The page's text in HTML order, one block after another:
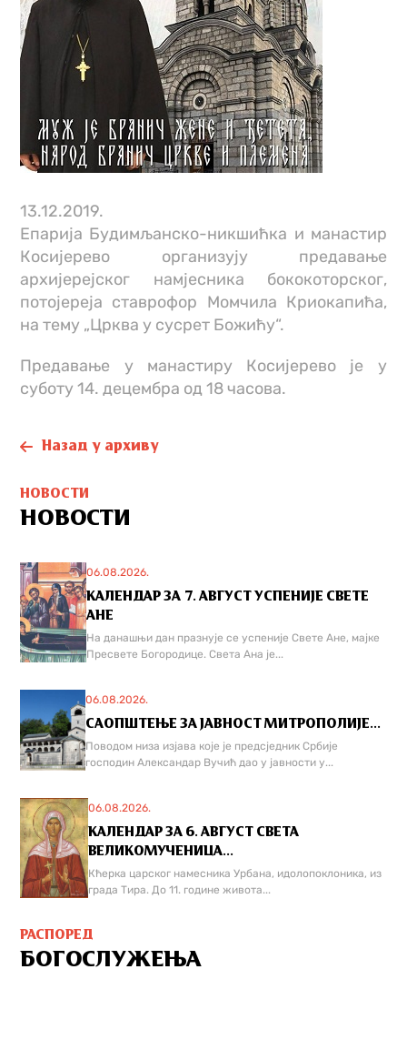
13.12.2019.
Епарија Будимљанско-никшићка и манастир
Косијерево организују предавање
архијерејског намјесника бококоторског,
потојереја ставрофор Момчила Криокапића,
на тему „Црква у сусрет Божићу“.
Предавање у манастиру Косијерево је у
суботу 14. децембра од 18 часова.
Назад у архиву
НОВОСТИ
НОВОСТИ
06.08.2026.
КАЛЕНДАР ЗА 7. АВГУСТ УСПЕНИЈЕ СВЕТЕ
АНЕ
На данашњи дан празнује се успеније Свете Ане, мајке
Пресвете Богородице. Света Ана је...
06.08.2026.
САОПШТЕЊЕ ЗА ЈАВНОСТ МИТРОПОЛИЈЕ...
Поводом низа изјава које је предсједник Србије
господин Александар Вучић дао у јавности у...
06.08.2026.
КАЛЕНДАР ЗА 6. АВГУСТ СВЕТА
ВЕЛИКОМУЧЕНИЦА...
Кћерка царског намесника Урбана, идолопоклоника, из
града Тира. До 11. године живота...
РАСПОРЕД
БОГОСЛУЖЕЊА